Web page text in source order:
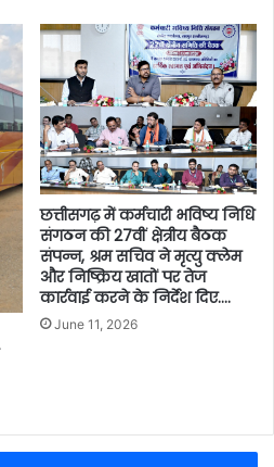
छत्तीसगढ़ में कर्मचारी भविष्य निधि
संगठन की 27वीं क्षेत्रीय बैठक
संपन्न, श्रम सचिव ने मृत्यु क्लेम
और निष्क्रिय खातों पर तेज
कार्रवाई करने के निर्देश दिए….
June 11, 2026